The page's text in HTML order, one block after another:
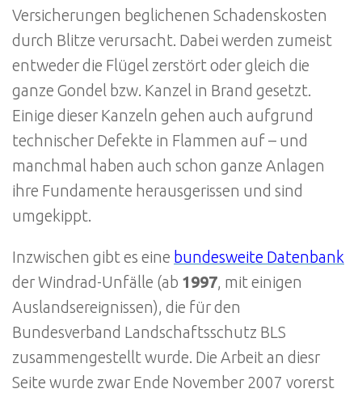
Versicherungen beglichenen Schadenskosten
durch Blitze verursacht. Dabei werden zumeist
entweder die Flügel zerstört oder gleich die
ganze Gondel bzw. Kanzel in Brand gesetzt.
Einige dieser Kanzeln gehen auch aufgrund
technischer Defekte in Flammen auf – und
manchmal haben auch schon ganze Anlagen
ihre Fundamente herausgerissen und sind
umgekippt.
Inzwischen gibt es eine bundesweite Datenbank
der Windrad-Unfälle (ab 1997, mit einigen
Auslandsereignissen), die für den
Bundesverband Landschaftsschutz BLS
zusammengestellt wurde. Die Arbeit an diesr
Seite wurde zwar Ende November 2007 vorerst